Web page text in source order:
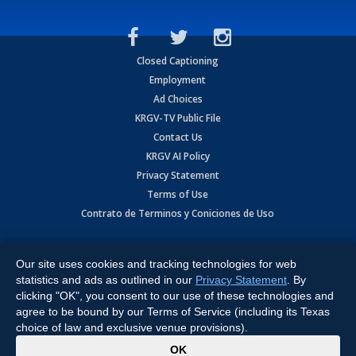
Closed Captioning
Employment
Ad Choices
KRGV-TV Public File
Contact Us
KRGV AI Policy
Privacy Statement
Terms of Use
Contrato de Terminos y Coniciones de Uso
Expressway, Weslaco, TX 78596.
All Rights Reserved. Powered by:Ruby Shore Software
Our site uses cookies and tracking technologies for web
statistics and ads as outlined in our Privacy Statement . By
clicking "OK", you consent to our use of these technologies and
agree to be bound by our Terms of Service (including its Texas
choice of law and exclusive venue provisions).
OK